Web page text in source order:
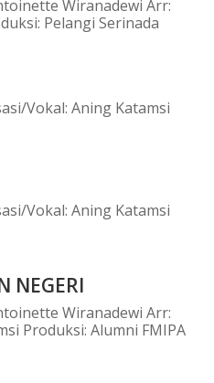
Wiranadewi Arr:
Pelangi Serinada
Vokal: Aning Katamsi
Vokal: Aning Katamsi
NEGERI
Wiranadewi Arr:
Produksi: Alumni FMIPA